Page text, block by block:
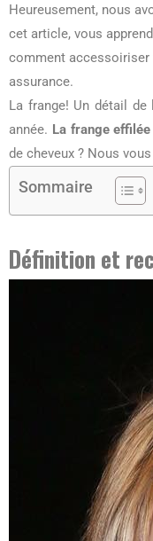
Heureusement, nous
cet article, vous
comment accessoiriser
assurance.
La frange! Un détail
année. La frange effilée
de cheveux ? Nous
Sommaire
Définition et